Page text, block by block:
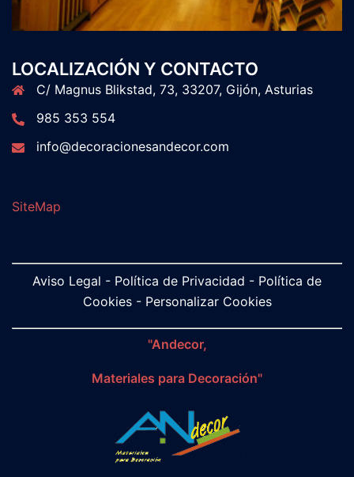
LOCALIZACIÓN Y CONTACTO
C/ Magnus Blikstad, 73, 33207, Gijón, Asturias
985 353 554
info@decoracionesandecor.com
SiteMap
Aviso Legal - Política de Privacidad - Política de
Cookies- Personalizar Cookies
"Andecor,
Materiales para Decoración"